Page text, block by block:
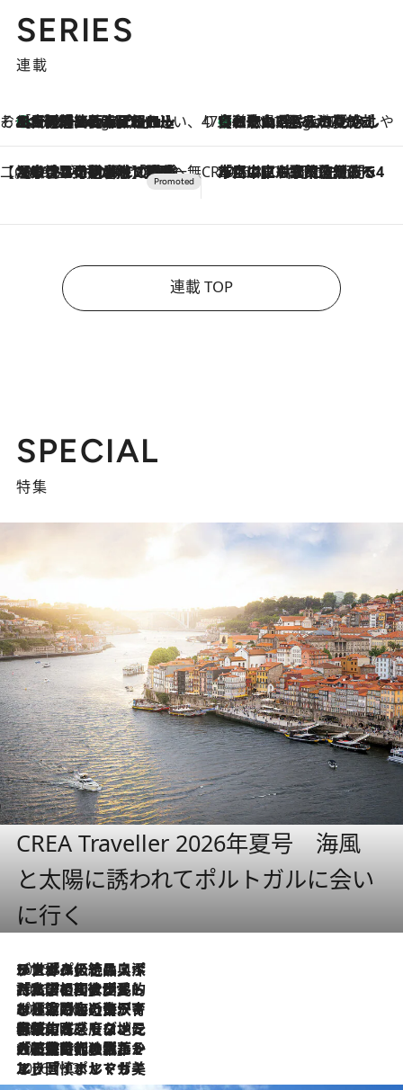
SERIES
連載
そおだよおこの関西おいしい、おやつ紀行3 Hours Ago
［大阪府箕面市］一皿一皿目の前で仕上げられる、料理を巧みに組み込んだアシェットデセールコース「ミチル アシェット デセール（Michiru assiette dessert）」 47都道府県の手みやげ ひんやりスイーツで夏を満喫
3 Hours Ago
【和歌山県】この夏絶対食べたい 冷やしておいしいおやつ3選 みかんがごろっと丸ごと入ったジュレ
【CREA×星野リゾート】唯一無二。癒しと発見が待つ場所へ
2026.8.7
【トンボの足水浴】ヒノキの香りに包まれて涼感マックス！約13℃の湧水かけ流しを避暑地「星野温泉 トンボの湯」で体験 CREA'S CHOICE
2026.8.7
「立川にも歌舞伎があるんだよ」 片岡仁左衛門・市川中車ら豪華座組みで4年目の立川立飛歌舞伎へ
連載 TOP
SPECIAL
特集
CREA Traveller 2026年夏号 海風
と太陽に誘われてポルトガルに会い
に行く
2026.8.8
リスボンの絶品スイーツ「パステル・デ・ナタ」とは？ポルトガル伝統の奥深い世界へ
2026.7.27
「私の祖国はポルトガル語です」国民的詩人フェルナンド・ペソアと、彼が愛した文学の街を歩く
2026.7.26
ポルトガル近海が育む極上の海の幸。キリリと冷えた白ワインと愉しむ、シーフード専門店の贅沢
2026.7.22
伝統の味をモダンに昇華。高感度な地元客が集う、リスボンの最旬ガストロノミー
2026.7.21
大航海時代の栄華から、震災、独裁、そして革命へ。ポルトガル・首都リスボンの石畳に刻まれた「歴史の光と影」
2026.7.13
エッセイ・ヤマザキマリ「慎ましくも美しき国 ポルトガル」